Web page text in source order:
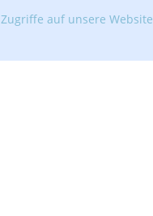
auf unsere Website